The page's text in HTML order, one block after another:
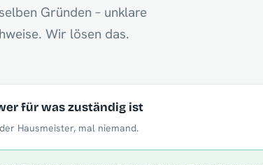
Gründen – unklare
Wir lösen das.
für was zuständig ist
Hausmeister, mal niemand.